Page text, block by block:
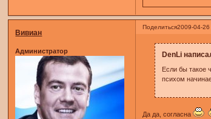
Поделиться2009-04-
Вивиан
Администратор DenLi
Если бы такое
психом
Да да, согласна